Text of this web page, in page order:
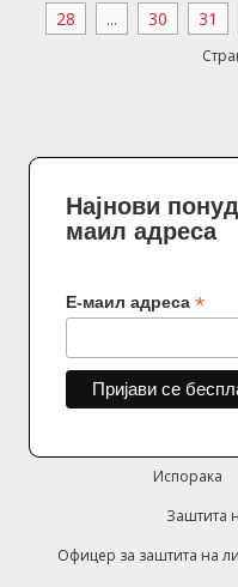
28 ... 30 31
Најнови
маил адреса
Е-маил адреса *
Испорака
Заштита
Офицер за заштита на